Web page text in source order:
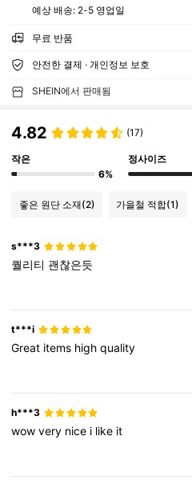
예상 배송: 2-5 영업일
무료 반품
안전한 결제 · 개인정보 보호
SHEIN에서 판매됨
4.82 (17)
작은
6%
정사이즈
좋은 원단 소재(2) 가을철 적합(1)
s***3
퀄리티 괜찮은듯
t***i
Great items highquality
h***3
wowvery nice i like it